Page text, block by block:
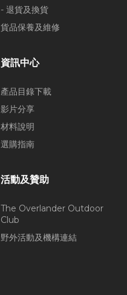
- 退貨及換貨
貨品保養及維修
資訊中心
產品目錄下載
影片分享
材料說明
選購指南
活動及贊助
The Overlander Outdoor
Club
野外活動及機構連結